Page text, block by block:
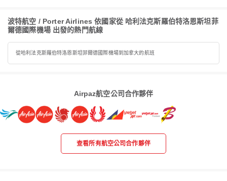
波特航空 / Porter Airlines 依國家從 哈利法克斯羅伯特洛恩斯坦菲
爾德國際機場 出發的熱門航線
從哈利法克斯羅伯特洛恩斯坦菲爾德國際機場到加拿大的航班
Airpaz航空公司合作夥伴
查看所有航空公司合作夥伴